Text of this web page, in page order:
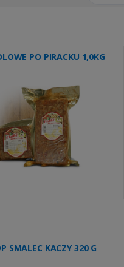
PO PIRACKU 1,0KG
SMALEC KACZY 320 G